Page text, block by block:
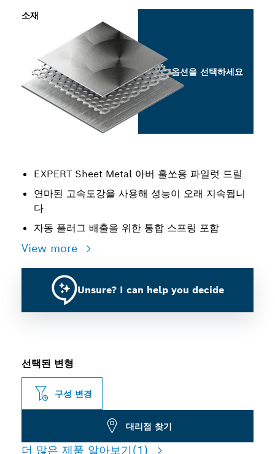
EXPERT Sheet Metal 아버 홀쏘용 파일럿 드릴
연마된 고속도강을 사용해 성능이 오래 지속됩니
다
자동 플러그 배출을 위한 통합 스프링 포함
View more
Unsure? I can help you decide
소재
옵션을 선택하세요
선택된 변형
구성 변경
대리점 찾기
더 많은 제품 알아보기(1)